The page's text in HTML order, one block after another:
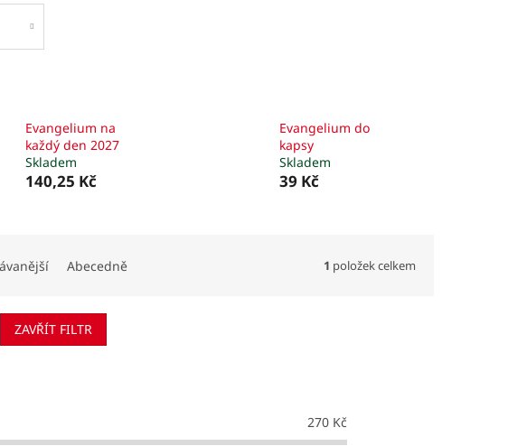
Evangelium na
každý den 2027
Skladem
140,25 Kč
Evangelium do
kapsy
Skladem
39 Kč
Abecedně 1 položek celkem
ZAVŘÍT FILTR
270Kč